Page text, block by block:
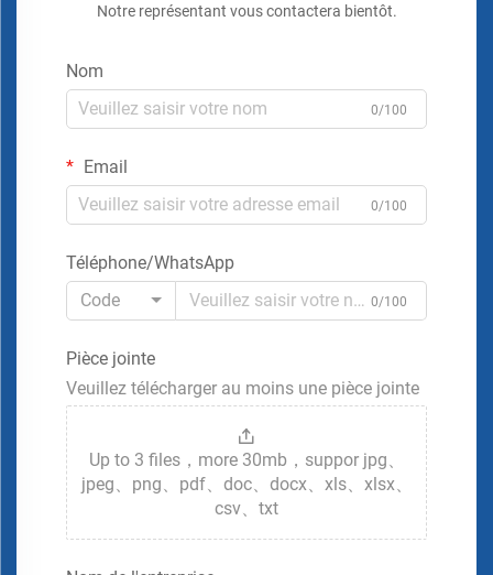
Notre représentant vous contactera bientôt.
Nom
0/100
Email
0/100
Téléphone/WhatsApp
Code
0/100
Pièce jointe
Veuillez télécharger au moins une pièce jointe
Up to 3 files，more 30mb，suppor jpg、
jpeg、png、pdf、doc、docx、xls、xlsx、
csv、txt